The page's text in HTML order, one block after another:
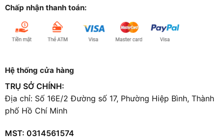
Chấp nhận thanh toán:
Hệ thống cửa hàng
TRỤ SỞ CHÍNH:
Địa chỉ: Số 16E/2 Đường số 17, Phường Hiệp Bình, Thành
phố Hồ Chí Minh
MST: 0314561574